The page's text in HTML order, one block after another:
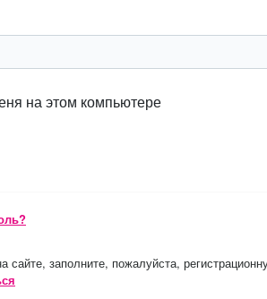
на этом компьютере
сайте, заполните, пожалуйста,